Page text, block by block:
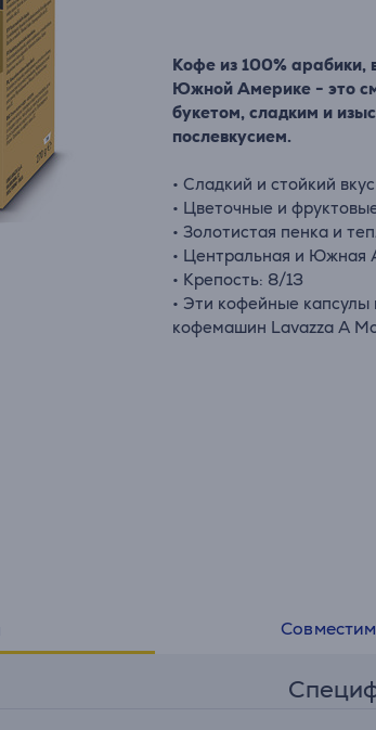
Кофе из 100%
Южной Америке - это
букетом, сладким и
послевкусием.
• Сладкий и стойкий вкус
• Цветочные и
• Золотистая пенка и
• Центральная и Южная
• Крепость: 8/13
• Эти кофейные
кофемашин Lavazza A